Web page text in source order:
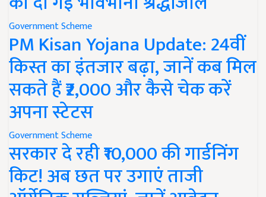
Government Scheme
PM Kisan Yojana Update: 24वीं
किस्त का इंतजार बढ़ा, जानें कब मिल
सकते हैं ₹2,000 और कैसे चेक करें
अपना स्टेटस
Government Scheme
सरकार दे रही ₹10,000 की गार्डनिंग
किट! अब छत पर उगाएं ताजी